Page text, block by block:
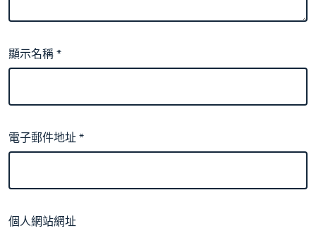
顯示名稱*
電子郵件地址*
個人網站網址